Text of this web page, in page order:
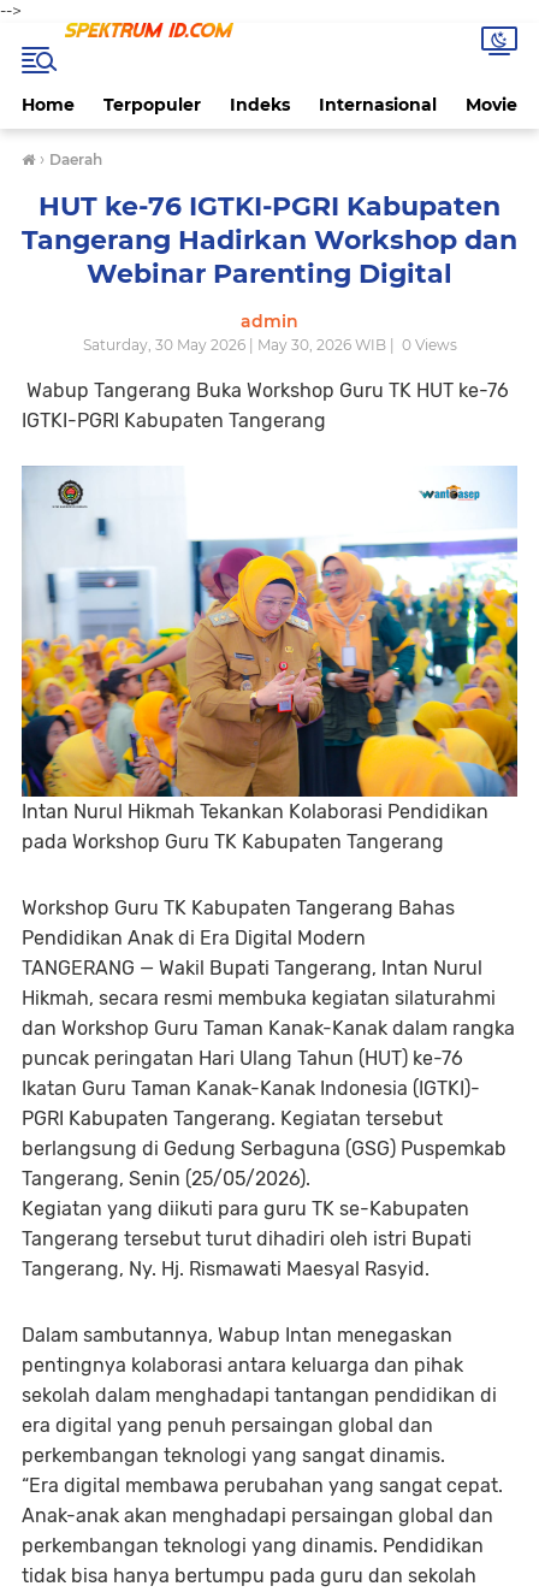
-->
Home Terpopuler Indeks Internasional Movie
› Daerah
HUT ke-76 IGTKI-PGRI Kabupaten
Tangerang Hadirkan Workshop dan
Webinar Parenting Digital
admin
Saturday, 30 May 2026 | May 30, 2026 WIB | 0Views
Wabup Tangerang Buka Workshop Guru TK HUT ke-76
IGTKI-PGRI Kabupaten Tangerang
Intan Nurul Hikmah Tekankan Kolaborasi Pendidikan
pada Workshop Guru TK Kabupaten Tangerang
Workshop Guru TK Kabupaten Tangerang Bahas
Pendidikan Anak di Era Digital Modern
TANGERANG — Wakil Bupati Tangerang, Intan Nurul
Hikmah, secara resmi membuka kegiatan silaturahmi
dan Workshop Guru Taman Kanak-Kanak dalam rangka
puncak peringatan Hari Ulang Tahun (HUT) ke-76
Ikatan Guru Taman Kanak-Kanak Indonesia (IGTKI)-
PGRI Kabupaten Tangerang. Kegiatan tersebut
berlangsung di Gedung Serbaguna (GSG) Puspemkab
Tangerang, Senin (25/05/2026).
Kegiatan yang diikuti para guru TK se-Kabupaten
Tangerang tersebut turut dihadiri oleh istri Bupati
Tangerang, Ny. Hj. Rismawati Maesyal Rasyid.
Dalam sambutannya, Wabup Intan menegaskan
pentingnya kolaborasi antara keluarga dan pihak
sekolah dalam menghadapi tantangan pendidikan di
era digital yang penuh persaingan global dan
perkembangan teknologi yang sangat dinamis.
“Era digital membawa perubahan yang sangat cepat.
Anak-anak akan menghadapi persaingan global dan
perkembangan teknologi yang dinamis. Pendidikan
tidak bisa hanya bertumpu pada guru dan sekolah